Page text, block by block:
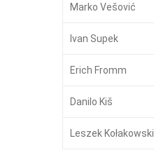
Marko Vešović
Ivan Supek
Erich Fromm
Danilo Kiš
Leszek Kołakowski